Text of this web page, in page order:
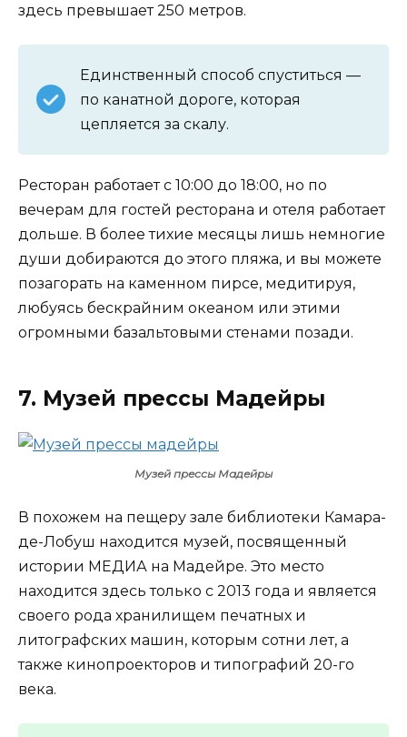
здесь превышает 250 метров.
Единственный способ спуститься —
по канатной дороге, которая
цепляется за скалу.
Ресторан работает с 10:00 до 18:00, но по
вечерам для гостей ресторана и отеля работает
дольше. В более тихие месяцы лишь немногие
души добираются до этого пляжа, и вы можете
позагорать на каменном пирсе, медитируя,
любуясь бескрайним океаном или этими
огромными базальтовыми стенами позади.
7. Музей прессы Мадейры
Музей прессы Мадейры
В похожем на пещеру зале библиотеки Камара-
де-Лобуш находится музей, посвященный
истории МЕДИА на Мадейре. Это место
находится здесь только с 2013 года и является
своего рода хранилищем печатных и
литографских машин, которым сотни лет, а
также кинопроекторов и типографий 20-го
века.